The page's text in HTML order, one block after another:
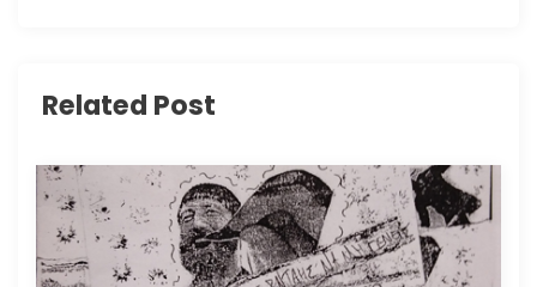
Related Post